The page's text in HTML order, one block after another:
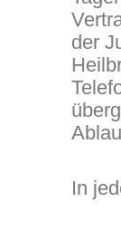
der
In